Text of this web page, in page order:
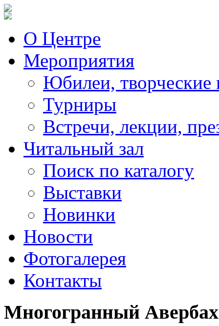
О Центре
Мероприятия
Юбилеи, творческие
Турниры
Встречи, лекции,
Читальный зал
Поиск по каталогу
Выставки
Новинки
Новости
Фотогалерея
Контакты
Многогранный Авербах